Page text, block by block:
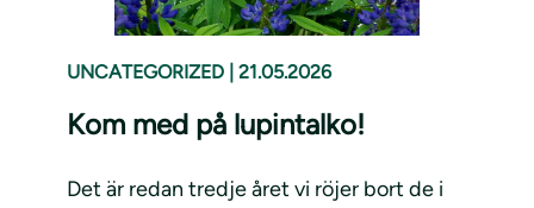
UNCATEGORIZED 21.05.2026
Kom med på lupintalko!
Det är redan tredje året vi röjer bort de i